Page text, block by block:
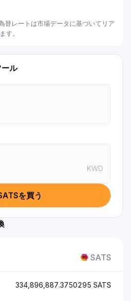
替レートは市場データに基づいてリア
す。
ル
KWD
を買う
SATS
334,896,887.3750295 SATS